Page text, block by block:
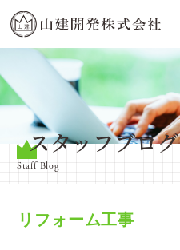
スタッフブログ
Staff Blog
リフォーム工事